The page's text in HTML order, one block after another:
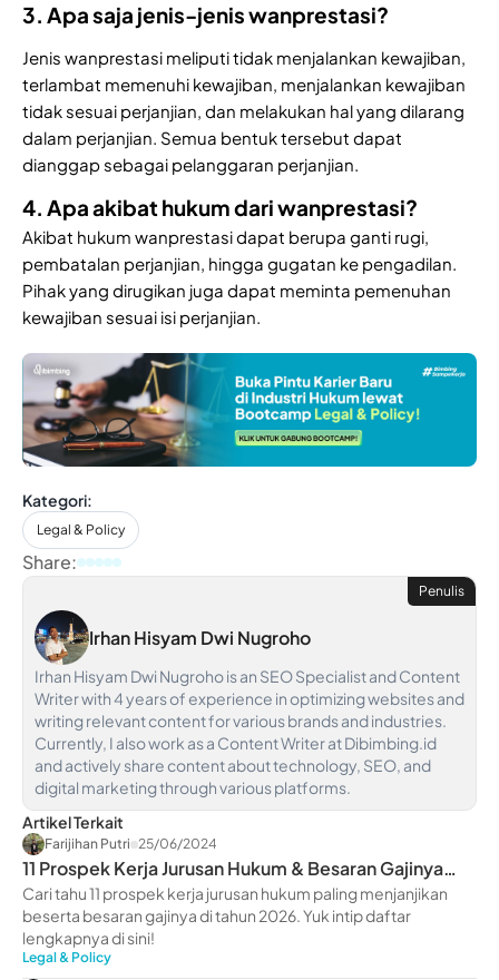
3. Apa saja jenis-jenis wanprestasi?
Jenis wanprestasi meliputi tidak menjalankan kewajiban,
terlambat memenuhi kewajiban, menjalankan kewajiban
tidak sesuai perjanjian, dan melakukan hal yang dilarang
dalam perjanjian. Semua bentuk tersebut dapat
dianggap sebagai pelanggaran perjanjian.
4. Apa akibat hukum dari wanprestasi?
Akibat hukum wanprestasi dapat berupa ganti rugi,
pembatalan perjanjian, hingga gugatan ke pengadilan.
Pihak yang dirugikan juga dapat meminta pemenuhan
kewajiban sesuai isi perjanjian.
Kategori:
Legal & Policy
Share:
Penulis
Irhan Hisyam Dwi Nugroho
Irhan Hisyam Dwi Nugroho is an SEO Specialist and Content
Writer with 4 years of experience in optimizing websites and
writing relevant content for various brands and industries.
Currently, I also work as a Content Writer at Dibimbing.id
and actively share content about technology, SEO, and
digital marketing through various platforms.
Artikel Terkait
Farijihan Putri 25/06/2024
11 Prospek Kerja Jurusan Hukum & Besaran Gajinya
2026
Cari tahu 11 prospek kerja jurusan hukum paling menjanjikan
beserta besaran gajinya di tahun 2026. Yuk intip daftar
lengkapnya di sini!
Legal & Policy